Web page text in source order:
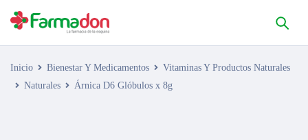
Inicio Bienestar Y Medicamentos
Vitaminas Y Productos Naturales
Naturales
Árnica D6 Glóbulos x 8g